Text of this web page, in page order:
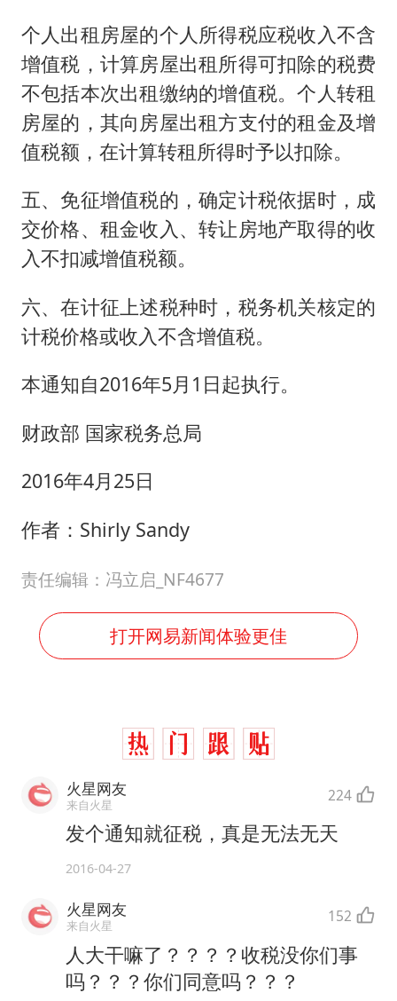
个人出租房屋的个人所得税应税收入不含
增值税，计算房屋出租所得可扣除的税费
不包括本次出租缴纳的增值税。个人转租
房屋的，其向房屋出租方支付的租金及增
值税额，在计算转租所得时予以扣除。
五、免征增值税的，确定计税依据时，成
交价格、租金收入、转让房地产取得的收
入不扣减增值税额。
六、在计征上述税种时，税务机关核定的
计税价格或收入不含增值税。
本通知自2016年5月1日起执行。
财政部 国家税务总局
2016年4月25日
作者：Shirly Sandy
责任编辑：冯立启_NF4677
打开网易新闻体验更佳
火星网友
来自火星 224
发个通知就征税，真是无法无天
2016-04-27
火星网友
来自火星 152
人大干嘛了？？？？收税没你们事
吗？？？你们同意吗？？？